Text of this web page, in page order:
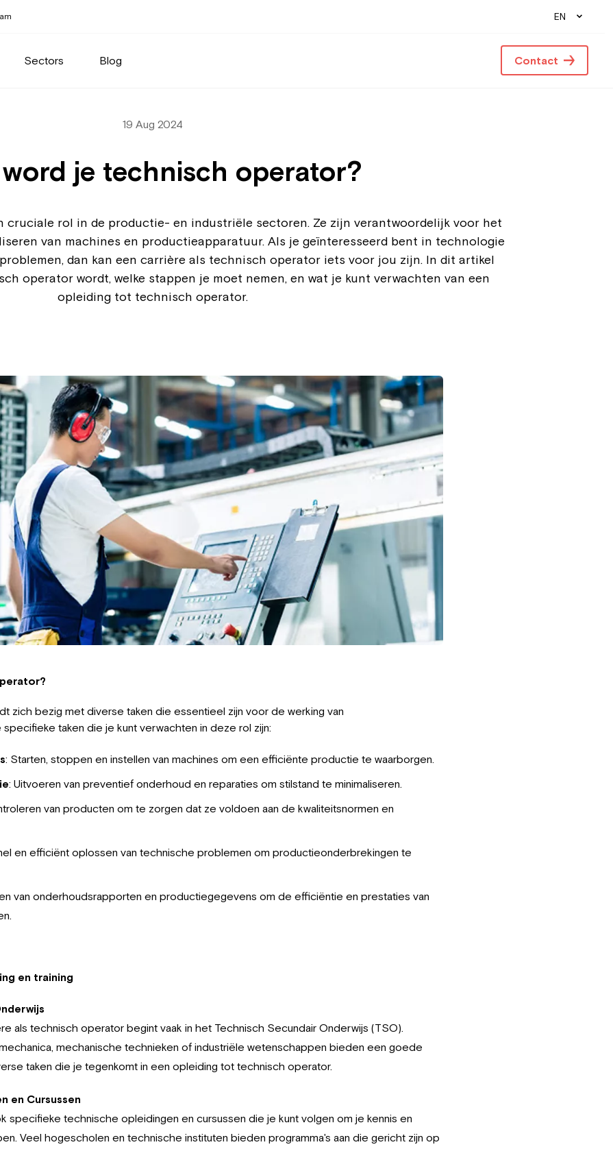
EN
Sectors Blog Contact
19 Aug 2024
je technisch operator?
cruciale rol in de productie- en industriële sectoren. Ze zijn verantwoordelijk voor het
van machines en productieapparatuur. Als je geïnteresseerd bent in technologie
dan kan een carrière als technisch operator iets voor jou zijn. In dit artikel
operator wordt, welke stappen je moet nemen, en wat je kunt verwachten van een
opleiding tot technisch operator.
zich bezig met diverse taken die essentieel zijn voor de werking van
taken die je kunt verwachten in deze rol zijn:
: Starten, stoppen en instellen van machines om een efficiënte productie te waarborgen.
: Uitvoeren van preventief onderhoud en reparaties om stilstand te minimaliseren.
van producten om te zorgen dat ze voldoen aan de kwaliteitsnormen en
en efficiënt oplossen van technische problemen om productieonderbrekingen te
van onderhoudsrapporten en productiegegevens om de efficiëntie en prestaties van
en training
als technisch operator begint vaak in het Technisch Secundair Onderwijs (TSO).
mechanische technieken of industriële wetenschappen bieden een goede
taken die je tegenkomt in een opleiding tot technisch operator.
en Cursussen
specifieke technische opleidingen en cursussen die je kunt volgen om je kennis en
Veel hogescholen en technische instituten bieden programma's aan die gericht zijn op